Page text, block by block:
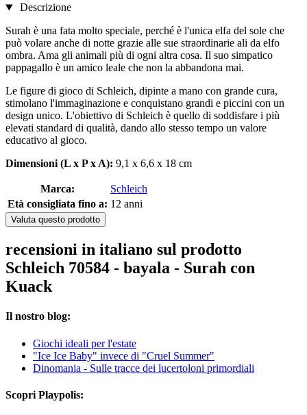
Descrizione
Surah è una fata molto speciale, perché è l'unica elfa del sole che
può volare anche di notte grazie alle sue straordinarie ali da elfo
ombra. Ama gli animali più di ogni altra cosa. Il suo simpatico
pappagallo è un amico leale che non la abbandona mai.
Le figure di gioco di Schleich, dipinte a mano con grande cura,
stimolano l'immaginazione e conquistano grandi e piccini con un
design unico. L'obiettivo di Schleich è quello di soddisfare i più
elevati standard di qualità, dando allo stesso tempo un valore
educativo al gioco.
Dimensioni (L x P x A): 9,1 x 6,6 x 18 cm
Marca:
Schleich
Età consigliata fino a: 12 anni
Valuta questo prodotto
recensioni in italiano sul prodotto
Schleich 70584 - bayala - Surah con
Kuack
Il nostro blog:
Giochi ideali per l'estate
"Ice Ice Baby" invece di "Cruel Summer"
Dinomania - Sulle tracce dei lucertoloni primordiali
Scopri Playpolis: